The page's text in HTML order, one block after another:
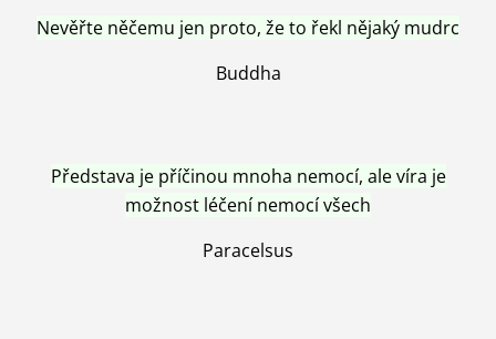
Nevěřte něčemu jen proto, že to řekl nějaký mudrc
Buddha
Představa je příčinou mnoha nemocí, ale víra je
možnost léčení nemocí všech
Paracelsus